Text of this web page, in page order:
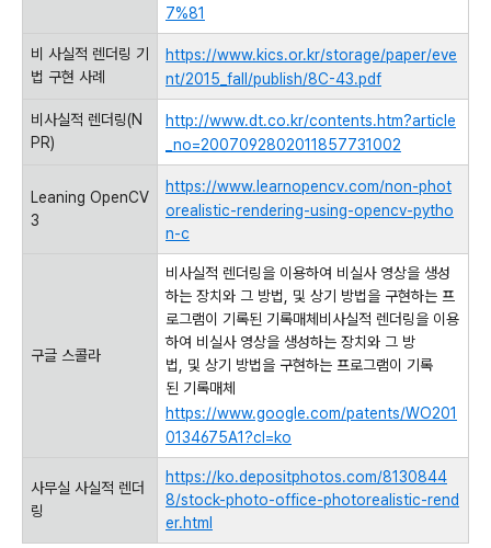
7%81
비 사실적 렌더링 기
법 구현 사례
https://www.kics.or.kr/storage/paper/eve
nt/2015_fall/publish/8C-43.pdf
비사실적 렌더링(N
PR)
http://www.dt.co.kr/contents.htm?article
_no=2007092802011857731002
Leaning OpenCV
3
https://www.learnopencv.com/non-phot
orealistic-rendering-using-opencv-pytho
n-c
구글 스콜라
비사실적 렌더링을 이용하여 비실사 영상을 생성
하는 장치와 그 방법, 및 상기 방법을 구현하는 프
로그램이 기록된 기록매체비사실적 렌더링을 이용
하여 비실사 영상을 생성하는 장치와 그 방
법, 및 상기 방법을 구현하는 프로그램이 기록
된 기록매체
https://www.google.com/patents/WO201
0134675A1?cl=ko
사무실 사실적 렌더
링
https://ko.depositphotos.com/8130844
8/stock-photo-office-photorealistic-rend
er.html